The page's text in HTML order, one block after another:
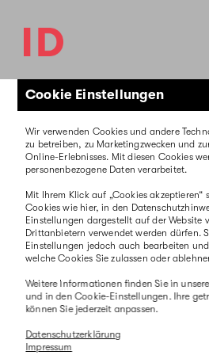
News über die
Identum entwickelt neuen
06. Jun
Cookie Einstellungen
Wir verwenden Cookies und andere
zu betreiben, zu Marketingzwecken und
Online-Erlebnisses. Mit diesen Cookies
personenbezogene Daten verarbeitet.
Mit Ihrem Klick auf „Cookies akzeptieren“
Cookies wie hier, in den
Einstellungen dargestellt auf der Website
Drittanbietern verwendet werden dürfen.
Einstellungen jedoch auch bearbeiten
welche Cookies Sie zulassen oder
Weitere Informationen finden Sie in
und in den Cookie-Einstellungen. Ihre
können Sie jederzeit anpassen.
Datenschutzerklärung
Impressum